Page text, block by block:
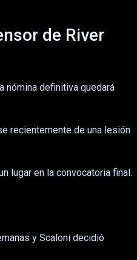
de River
nómina definitiva quedará
recientemente de una lesión
lugar en la convocatoria final.
y Scaloni decidió